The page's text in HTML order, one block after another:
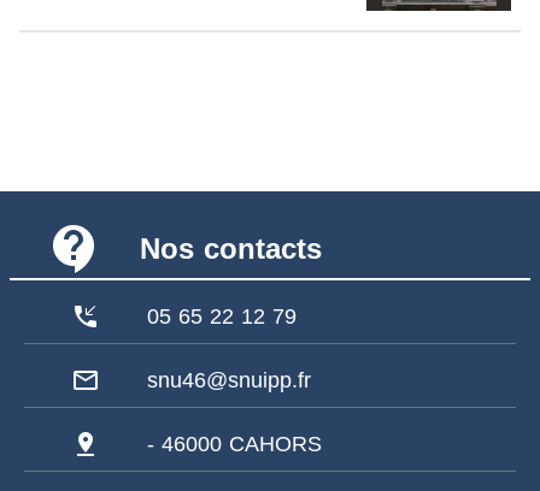
contact_support Nos contacts
phone_callback 05 65 22 12 79
mail_outline snu46@snuipp.fr
pin_drop - 46000 CAHORS